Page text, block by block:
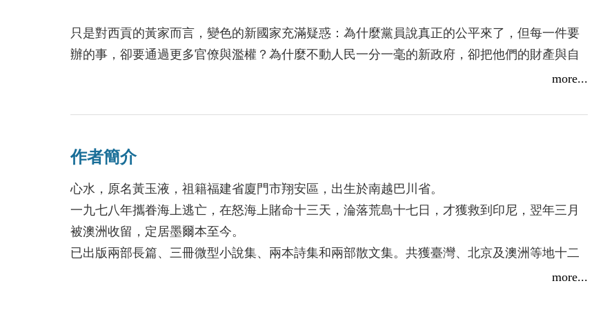
2014/10/28
慣聞厭之故事，提不起閱讀興趣，然一經翻開卷帙，竟為情節之生動與佈局之緊湊所吸引，每
讀完上段，使人有欲罷不能之概。平凡之處，迭現奇峰，此乃玉液兄之高明筆法有以致之也。
早已境過情遷，遺忘殆盡；而西方人士卻因未經此苦，尚不相信人世間真有此暗無天日之事，
說：「莫聽信共黨之說話；須看清共黨之行為。」其國雖已淪亡，其言卻成末世真諦。且看共
略，以達到奴役全世界人民為目的。試問目前世界上，敢明目張膽開大軍去侵佔別一個國家
的，除了極權之蘇聯及其爪牙越南外，尚有誰敢冒此世人共憤之大不韙？可惜一般西方國家之
領導人，卻視若無睹，任其翻覆。如澳洲鄰國之紐西蘭，竟妄顧美國庇護下之安全，藐視美，
澳，紐聯防之重要，甘受蘇共慫恿，倡什麼南太平洋無核區，不准美國核艦入港訪問，可以說
是自敗長城，愚蠢之極。等到有朝一是蘇共之核子艦艇長驅直進威靈頓時，則已噬臍莫及，悔
只是對西貢的黃家而言，變色的新國家充滿疑惑：為什麼黨員說真正的公平來了，但每一件要
辦的事，卻要通過更多官僚與濫權？為什麼不動人民一分一毫的新政府，卻把他們的財產與自
當他們質疑謊言、反抗威權，罪名、刑求和勞動改造便接連套在身上。性命垂危之際，他們唯
本書作者身為南越華人，將南越淪陷直到逃出海外的苦難，以半自傳式長篇小說寫下，對極權
專制的欺瞞與暴力，提出最深切的控訴。
more...
作者簡介
心水，原名黃玉液，祖籍福建省廈門市翔安區，出生於南越巴川省。
一九七八年攜眷海上逃亡，在怒海上賭命十三天，淪落荒島十七日，才獲救到印尼，翌年三月
被澳洲收留，定居墨爾本至今。
已出版兩部長篇、三冊微型小說集、兩本詩集和兩部散文集。共獲臺灣、北京及澳洲等地十二
類文學獎，並獲澳洲聯邦總理、維州州長及華社團體頒發十六項服務獎，二〇〇五年獲維州總
more...